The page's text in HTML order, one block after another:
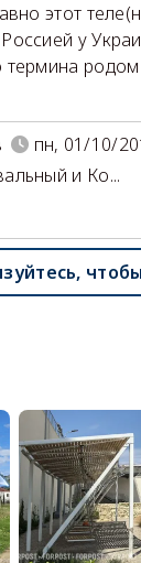
этот
у
пн, 01/10/
и Ко...